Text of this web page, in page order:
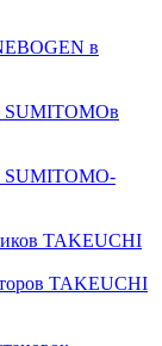
в
SUMITOMOв
SUMITOMO-
TAKEUCHI
TAKEUCHI